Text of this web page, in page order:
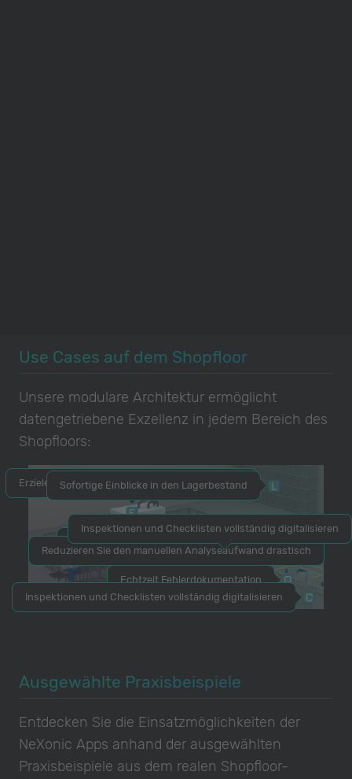
Use Cases auf dem Shopfloor
Unsere modulare Architektur ermöglicht
datengetriebene Exzellenz in jedem Bereich des
Shopfloors:
Ausgewählte Praxisbeispiele
Entdecken Sie die Einsatzmöglichkeiten der
NeXonic Apps anhand der ausgewählten
Praxisbeispiele aus dem realen Shopfloor-
Echtzeit Shopfloor KPIs
Verbessern Sie Ihre OEE um bis zu 20%
Reduzieren Sie den manuellen Analyseaufwand drastisch
Erzielen Sie wirkungsvolle Energieeinsparungen
Echtzeit Fehlerdokumentation
Inspektionen und Checklisten vollständig digitalisieren
Inspektionen und Checklisten vollständig digitalisieren
Sofortige Einblicke in den Lagerbestand